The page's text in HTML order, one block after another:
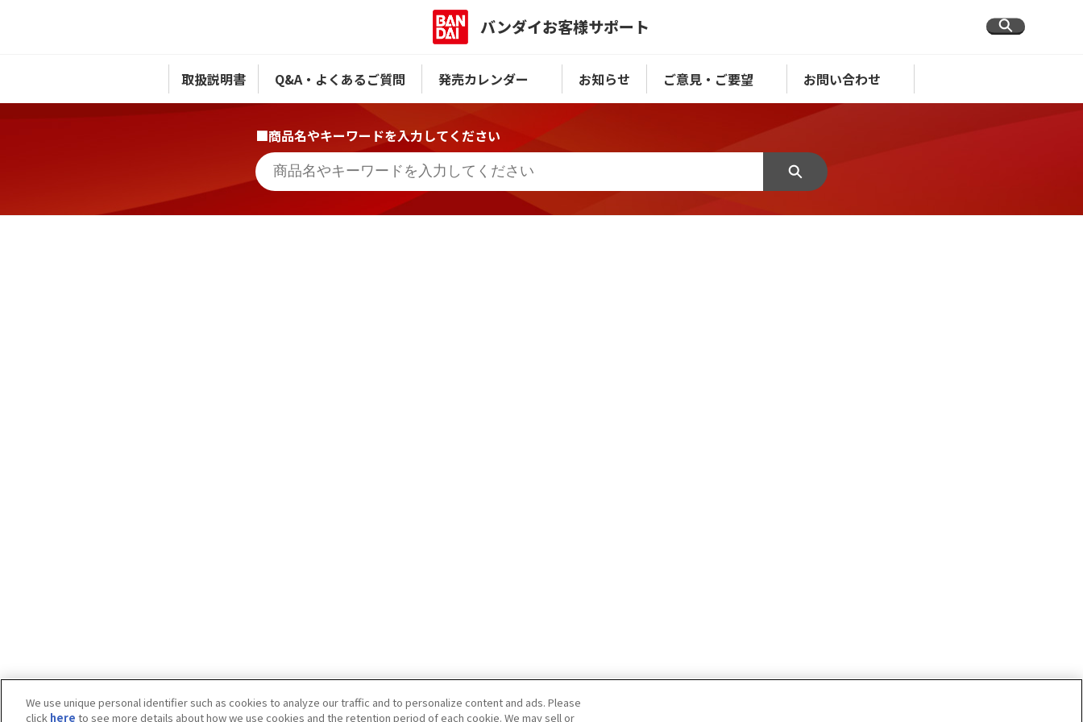
バンダイお客様サポート
取扱説明書 Q&A・よくあるご質問 発売カレンダー お知らせ ご意見・ご要望 お問い合わせ
■商品名やキーワードを入力してください
We use unique personal identifier such as cookies to analyze our traffic and to personalize content and ads. Please
click here to see more details about how we use cookies and the retention period of each cookie. We may sell or